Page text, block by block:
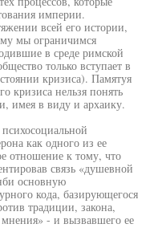
империи.
всей его истории,
мы ограничимся
в среде римской
только вступает в
кризиса). Памятуя
кризиса нельзя понять
имея в виду и архаику.
как одного из ее
отношение к тому, что
связь «душевной
основную
кода, базирующегося
традиции, закона,
- и вызвавшего ее